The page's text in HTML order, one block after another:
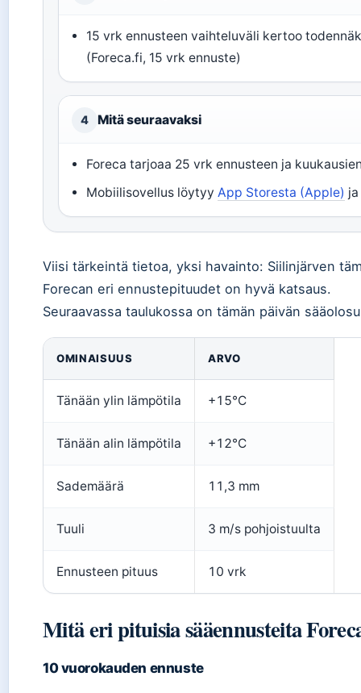
15 vrk ennusteen vaihteluväli kertoo
(Foreca.fi, 15 vrk ennuste)
4 Mitä seuraavaksi
Foreca tarjoaa 25 vrk ennusteen ja
Mobiilisovellus löytyyApp Storesta (Apple)
Viisi tärkeintä tietoa, yksi havainto: Siilinjärven
Forecan eri ennustepituudet on hyvä katsaus.
Seuraavassa taulukossa on tämän päivän
OMINAISUUS ARVO
Tänään ylin lämpötila +15°C
Tänään alin lämpötila +12°C
Sademäärä 11,3 mm
Tuuli 3 m/s pohjoistuulta
Ennusteen pituus 10 vrk
Mitä eri pituisia sääennusteita
10 vuorokauden ennuste